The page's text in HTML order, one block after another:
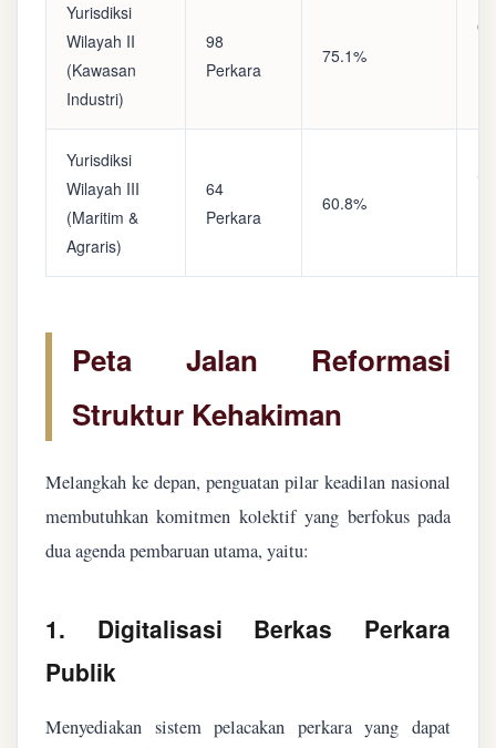
Yurisdiksi
Wilayah II
(Kawasan
Industri)
98
Perkara
75.1%
Yurisdiksi
Wilayah III
(Maritim &
Agraris)
64
Perkara
60.8%
Peta Jalan Reformasi
Struktur Kehakiman
Melangkah ke depan, penguatan pilar keadilan nasional
membutuhkan komitmen kolektif yang berfokus pada
dua agenda pembaruan utama, yaitu:
1. Digitalisasi Berkas Perkara
Publik
Menyediakan sistem pelacakan perkara yang dapat